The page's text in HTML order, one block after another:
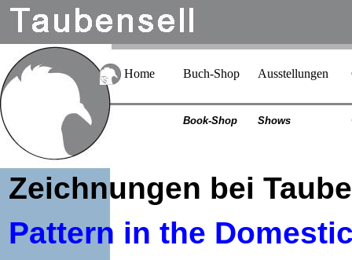
Home Buch-Shop Ausstellungen
Book-Shop Shows
Zeichnungen bei
Pattern in the